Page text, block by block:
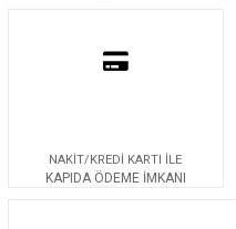
NAKİT/KREDİ KARTI İLE
KAPIDA ÖDEME İMKANI